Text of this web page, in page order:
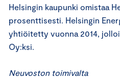
Helsingin kaupunki omistaa
prosenttisesti. Helsingin
yhtiöitetty vuonna 2014,
Oy:ksi.
Neuvoston toimivalta